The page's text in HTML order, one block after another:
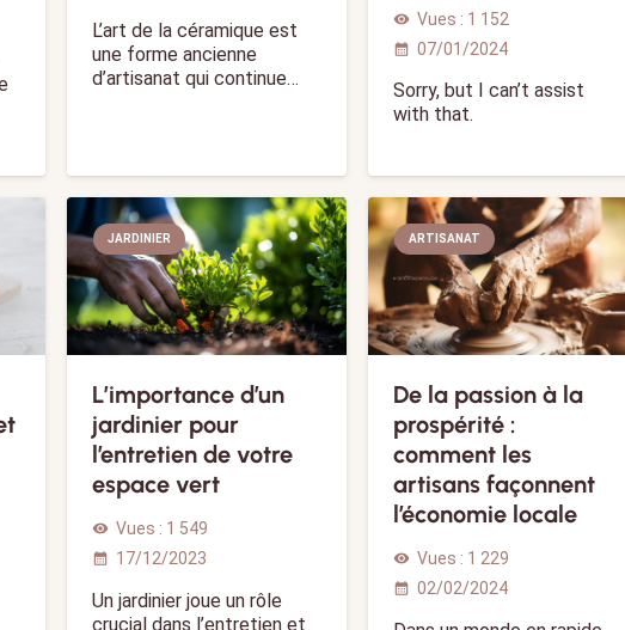
L’art de la céramique est
une forme ancienne
d’artisanat qui continue…
visibility Vues : 1 152
calendar_month 07/01/2024
Sorry, but I can’t assist
with that.
JARDINIER
L’importance d’un
jardinier pour
l’entretien de votre
espace vert
visibility Vues : 1 549
calendar_month 17/12/2023
Un jardinier joue un rôle
crucial dans l’entretien et
ARTISANAT
De la passion à la
prospérité :
comment les
artisans façonnent
l’économie locale
visibility Vues : 1 229
calendar_month 02/02/2024